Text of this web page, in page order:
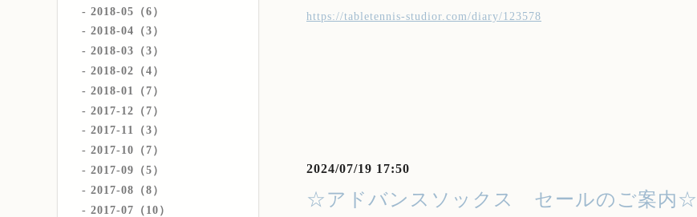
2018-05（6）
2018-04（3）
2018-03（3）
2018-02（4）
2018-01（7）
2017-12（7）
2017-11（3）
2017-10（7）
2017-09（5）
2017-08（8）
2017-07（10）
https://tabletennis-studior.com/diary/123578
2024/07/19 17:50
☆アドバンスソックス セールのご案内☆